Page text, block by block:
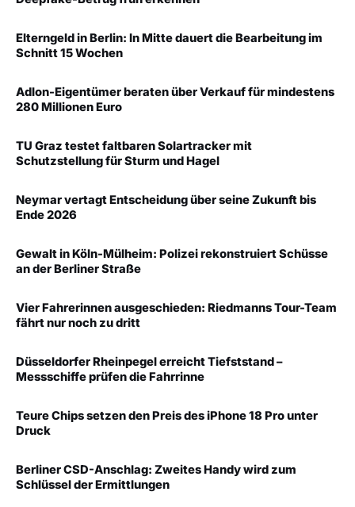
Elterngeld in Berlin: In Mitte dauert die Bearbeitung im
Schnitt 15 Wochen
Adlon-Eigentümer beraten über Verkauf für mindestens
280 Millionen Euro
TU Graz testet faltbaren Solartracker mit
Schutzstellung für Sturm und Hagel
Neymar vertagt Entscheidung über seine Zukunft bis
Ende 2026
Gewalt in Köln-Mülheim: Polizei rekonstruiert Schüsse
an der Berliner Straße
Vier Fahrerinnen ausgeschieden: Riedmanns Tour-Team
fährt nur noch zu dritt
Düsseldorfer Rheinpegel erreicht Tiefststand –
Messschiffe prüfen die Fahrrinne
Teure Chips setzen den Preis des iPhone 18 Pro unter
Druck
Berliner CSD-Anschlag: Zweites Handy wird zum
Schlüssel der Ermittlungen